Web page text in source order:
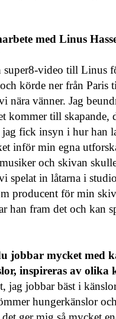
med Linus
video till Linus
körde ner från
nära vänner. Jag
kommer till skapande,
fick insyn i hur han
inför min egna
och skivan
spelat in låtarna i
producent för min
han fram det och kan
jobbar mycket med
inspireras av olika
jag jobbar bäst i
hungerkänslor